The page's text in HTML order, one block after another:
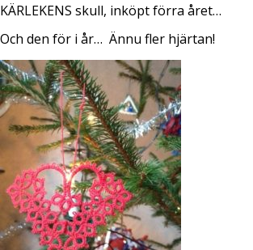
KÄRLEKENS skull, inköpt förra året…
Och den för i år… Ännu fler hjärtan!